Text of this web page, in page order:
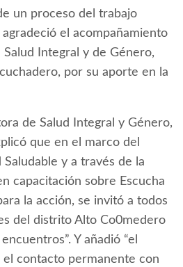
un proceso del trabajo
el acompañamiento
Integral y de Género,
por su aporte en la
de Salud Integral y Género,
que en el marco del
Saludable y a través de la
capacitación sobre Escucha
la acción, se invitó a todos
del distrito Alto Co0medero
Y añadió “el
contacto permanente con